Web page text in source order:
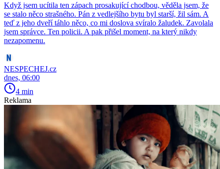
Když jsem ucítila ten zápach prosakující chodbou, věděla jsem, že
se stalo něco strašného. Pán z vedlejšího bytu byl starší, žil sám. A
teď z jeho dveří táhlo něco, co mi doslova svíralo žaludek. Zavolala
jsem správce. Ten policii. A pak přišel moment, na který nikdy
nezapomenu.
NESPECHEJ.cz
dnes, 06:00
4 min
Reklama